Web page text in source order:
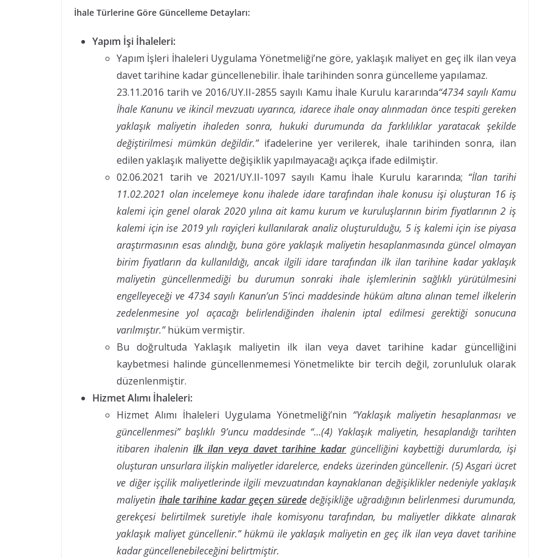
İhale Türlerine Göre Güncelleme Detayları:
Yapım İşi İhaleleri:
Yapım İşleri İhaleleri Uygulama Yönetmeliği’ne göre, yaklaşık maliyet en geç ilk ilan veya
davet tarihine kadar güncellenebilir. İhale tarihinden sonra güncelleme yapılamaz.
23.11.2016 tarih ve 2016/UY.II-2855 sayılı Kamu İhale Kurulu kararında“4734 sayılı Kamu
İhale Kanunu ve ikincil mevzuatı uyarınca, idarece ihale onay alınmadan önce tespiti gereken
yaklaşık maliyetin ihaleden sonra, hukuki durumunda da farklılıklar yaratacak şekilde
değiştirilmesi mümkün değildir.” ifadelerine yer verilerek, ihale tarihinden sonra, ilan
edilen yaklaşık maliyette değişiklik yapılmayacağı açıkça ifade edilmiştir.
02.06.2021 tarih ve 2021/UY.II-1097 sayılı Kamu İhale Kurulu kararında; “İlan tarihi
11.02.2021 olan incelemeye konu ihalede idare tarafından ihale konusu işi oluşturan 16 iş
kalemi için genel olarak 2020 yılına ait kamu kurum ve kuruluşlarının birim fiyatlarının 2 iş
kalemi için ise 2019 yılı rayiçleri kullanılarak analiz oluşturulduğu, 5 iş kalemi için ise piyasa
araştırmasının esas alındığı, buna göre yaklaşık maliyetin hesaplanmasında güncel olmayan
birim fiyatların da kullanıldığı, ancak ilgili idare tarafından ilk ilan tarihine kadar yaklaşık
maliyetin güncellenmediği bu durumun sonraki ihale işlemlerinin sağlıklı yürütülmesini
engelleyeceği ve 4734 sayılı Kanun’un 5’inci maddesinde hüküm altına alınan temel ilkelerin
zedelenmesine yol açacağı belirlendiğinden ihalenin iptal edilmesi gerektiği sonucuna
varılmıştır.”hüküm vermiştir.
Bu doğrultuda Yaklaşık maliyetin ilk ilan veya davet tarihine kadar güncelliğini
kaybetmesi halinde güncellenmemesi Yönetmelikte bir tercih değil, zorunluluk olarak
düzenlenmiştir.
Hizmet Alımı İhaleleri:
Hizmet Alımı İhaleleri Uygulama Yönetmeliği’nin “Yaklaşık maliyetin hesaplanması ve
güncellenmesi” başlıklı 9’uncu maddesinde “…(4) Yaklaşık maliyetin, hesaplandığı tarihten
itibaren ihalenin ilk ilan veya davet tarihine kadar güncelliğini kaybettiği durumlarda, işi
oluşturan unsurlara ilişkin maliyetler idarelerce, endeks üzerinden güncellenir. (5) Asgari ücret
ve diğer işçilik maliyetlerinde ilgili mevzuatından kaynaklanan değişiklikler nedeniyle yaklaşık
maliyetin ihale tarihine kadar geçen sürededeğişikliğe uğradığının belirlenmesi durumunda,
gerekçesi belirtilmek suretiyle ihale komisyonu tarafından, bu maliyetler dikkate alınarak
yaklaşık maliyet güncellenir.”hükmü ile yaklaşık maliyetin en geç ilk ilan veya davet tarihine
kadar güncellenebileceğini belirtmiştir.